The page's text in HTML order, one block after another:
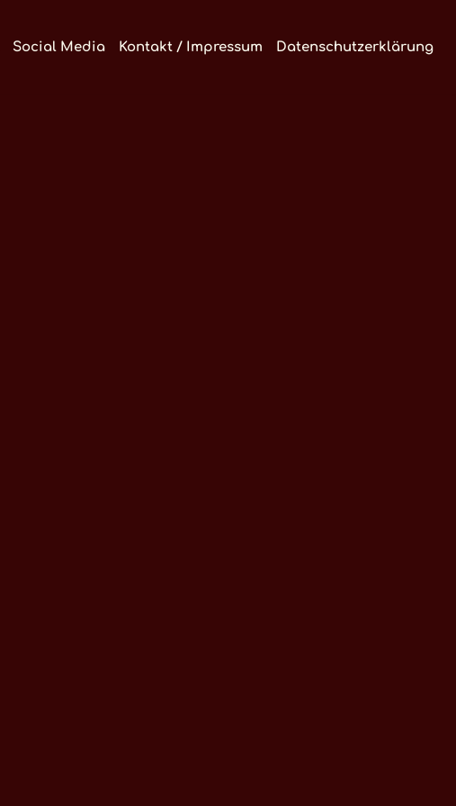
Social Media Kontakt / Impressum Datenschutzerklärung